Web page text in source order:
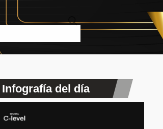
Infografía del día